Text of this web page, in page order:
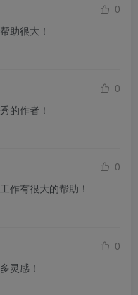
0
助很大！
0
的作者！
0
作有很大的帮助！
0
灵感！